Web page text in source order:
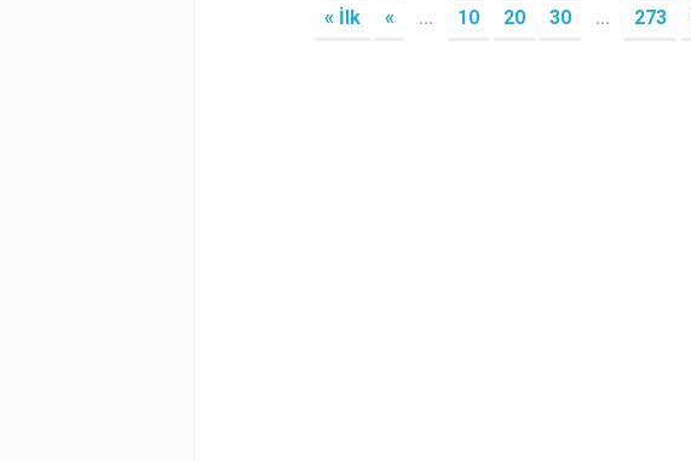
« İlk « ... 10 20 30 ... 273